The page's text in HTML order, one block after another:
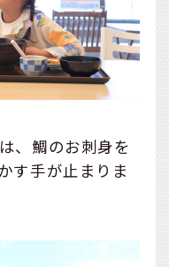
、鯛のお刺身を
す手が止まりま